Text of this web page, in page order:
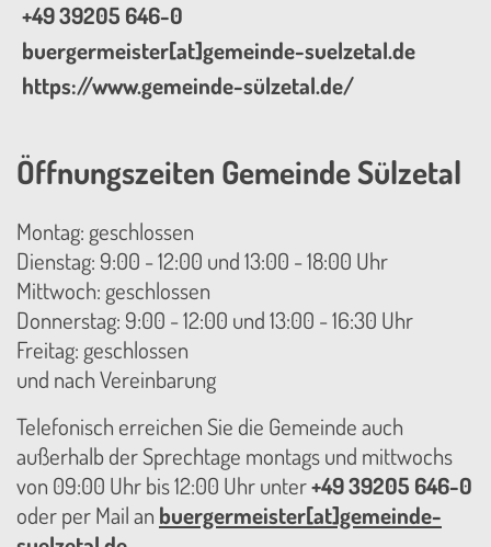
+49 39205 646-0
buergermeister[at]gemeinde-suelzetal.de
https://www.gemeinde-sülzetal.de/
Öffnungszeiten Gemeinde Sülzetal
Montag: geschlossen
Dienstag: 9:00 - 12:00 und 13:00 - 18:00 Uhr
Mittwoch: geschlossen
Donnerstag: 9:00 - 12:00 und 13:00 - 16:30 Uhr
Freitag: geschlossen
und nach Vereinbarung
Telefonisch erreichen Sie die Gemeinde auch
außerhalb der Sprechtage montags und mittwochs
von 09:00 Uhr bis 12:00 Uhr unter+49 39205 646-0
oder per Mail an buergermeister[at]gemeinde-